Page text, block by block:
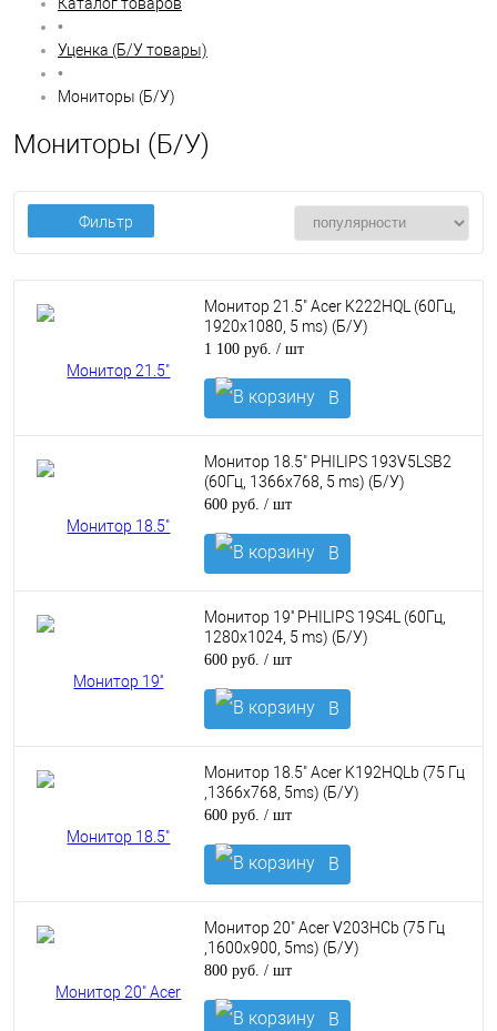
•
Уценка (Б/У товары)
•
Мониторы (Б/У)
Мониторы (Б/У)
Фильтр
Монитор 21.5" Acer K222HQL (60Гц,
1920x1080, 5 ms) (Б/У)
1 100 руб. / шт
В
корзину
Монитор 18.5" PHILIPS 193V5LSB2
(60Гц, 1366x768, 5 ms) (Б/У)
600 руб. / шт
В
корзину
Монитор 19'' PHILIPS 19S4L (60Гц,
1280x1024, 5 ms) (Б/У)
600 руб. / шт
В
корзину
Монитор 18.5" Acer K192HQLb (75 Гц
,1366x768, 5ms) (Б/У)
600 руб. / шт
В
корзину
Монитор 20" Acer V203HCb (75 Гц
,1600x900, 5ms) (Б/У)
800 руб. / шт
В